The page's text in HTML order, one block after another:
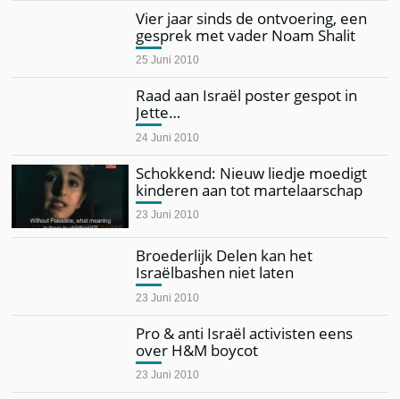
Vier jaar sinds de ontvoering, een
gesprek met vader Noam Shalit
25 Juni 2010
Raad aan Israël poster gespot in
Jette…
24 Juni 2010
Schokkend: Nieuw liedje moedigt
kinderen aan tot martelaarschap
23 Juni 2010
Broederlijk Delen kan het
Israëlbashen niet laten
23 Juni 2010
Pro & anti Israël activisten eens
over H&M boycot
23 Juni 2010